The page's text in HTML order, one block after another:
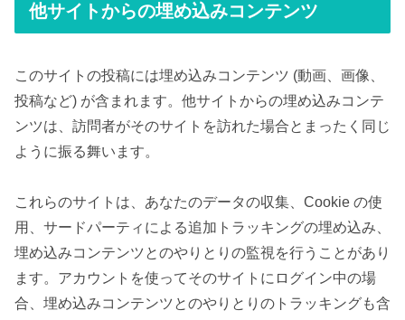
他サイトからの埋め込みコンテンツ
このサイトの投稿には埋め込みコンテンツ (動画、画像、
投稿など) が含まれます。他サイトからの埋め込みコンテ
ンツは、訪問者がそのサイトを訪れた場合とまったく同じ
ように振る舞います。
これらのサイトは、あなたのデータの収集、Cookie の使
用、サードパーティによる追加トラッキングの埋め込み、
埋め込みコンテンツとのやりとりの監視を行うことがあり
ます。アカウントを使ってそのサイトにログイン中の場
合、埋め込みコンテンツとのやりとりのトラッキングも含